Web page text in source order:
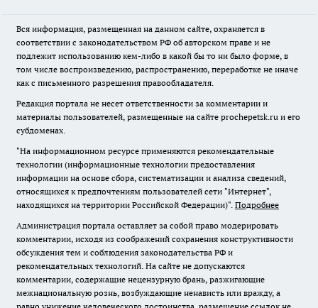
Вся информация, размещенная на данном сайте, охраняется в
соответствии с законодательством РФ об авторском праве и не
подлежит использованию кем-либо в какой бы то ни было форме, в
том числе воспроизведению, распространению, переработке не иначе
как с письменного разрешения правообладателя.
Редакция портала не несет ответственности за комментарии и
материалы пользователей, размещенные на сайте prochepetsk.ru и его
субдоменах.
"На информационном ресурсе применяются рекомендательные
технологии (информационные технологии предоставления
информации на основе сбора, систематизации и анализа сведений,
относящихся к предпочтениям пользователей сети "Интернет",
находящихся на территории Российской Федерации)". Подробнее
Администрация портала оставляет за собой право модерировать
комментарии, исходя из соображений сохранения конструктивности
обсуждения тем и соблюдения законодательства РФ и
рекомендательных технологий. На сайте не допускаются
комментарии, содержащие нецензурную брань, разжигающие
межнациональную рознь, возбуждающие ненависть или вражду, а